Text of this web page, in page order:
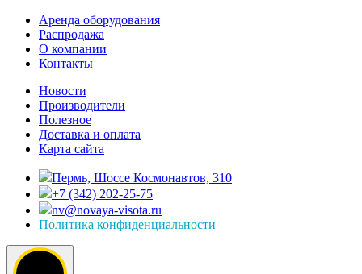
Аренда оборудования
Распродажа
О компании
Контакты
Новости
Производители
Полезное
Доставка и оплата
Карта сайта
Пермь, Шоссе Космонавтов, 310
+7 (342) 202-25-75
nv@novaya-visota.ru
Политика конфиденциальности